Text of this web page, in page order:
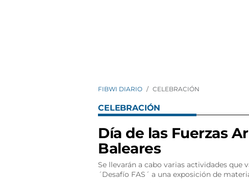
FIBWI DIARIO CELEBRACIÓN
CELEBRACIÓN
Día de las Fuerzas
Baleares
Se llevarán a cabo varias actividades que
´Desafío FAS´ a una exposición de